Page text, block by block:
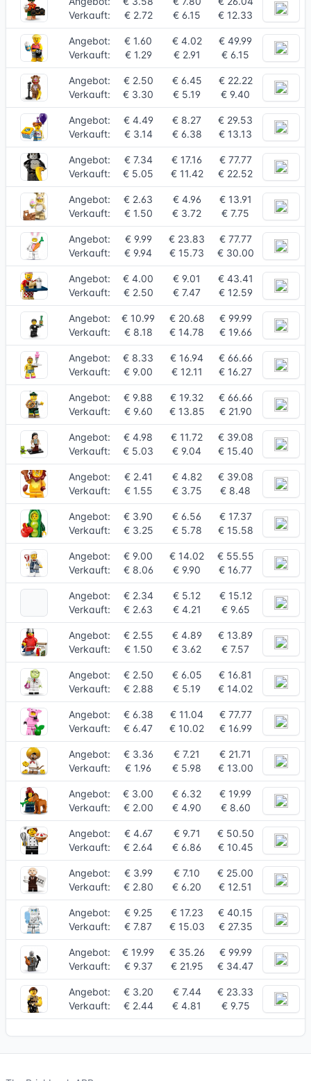
Verkauft:
€ 2.72
€ 6.15
€ 12.33
Angebot:
Verkauft:
€ 1.60
€ 1.29
€ 4.02
€ 2.91
€ 49.99
€ 6.15
Angebot:
Verkauft:
€ 2.50
€ 3.30
€ 6.45
€ 5.19
€ 22.22
€ 9.40
Angebot:
Verkauft:
€ 4.49
€ 3.14
€ 8.27
€ 6.38
€ 29.53
€ 13.13
Angebot:
Verkauft:
€ 7.34
€ 5.05
€ 17.16
€ 11.42
€ 77.77
€ 22.52
Angebot:
Verkauft:
€ 2.63
€ 1.50
€ 4.96
€ 3.72
€ 13.91
€ 7.75
Angebot:
Verkauft:
€ 9.99
€ 9.94
€ 23.83
€ 15.73
€ 77.77
€ 30.00
Angebot:
Verkauft:
€ 4.00
€ 2.50
€ 9.01
€ 7.47
€ 43.41
€ 12.59
Angebot:
Verkauft:
€ 10.99
€ 8.18
€ 20.68
€ 14.78
€ 99.99
€ 19.66
Angebot:
Verkauft:
€ 8.33
€ 9.00
€ 16.94
€ 12.11
€ 66.66
€ 16.27
Angebot:
Verkauft:
€ 9.88
€ 9.60
€ 19.32
€ 13.85
€ 66.66
€ 21.90
Angebot:
Verkauft:
€ 4.98
€ 5.03
€ 11.72
€ 9.04
€ 39.08
€ 15.40
Angebot:
Verkauft:
€ 2.41
€ 1.55
€ 4.82
€ 3.75
€ 39.08
€ 8.48
Angebot:
Verkauft:
€ 3.90
€ 3.25
€ 6.56
€ 5.78
€ 17.37
€ 15.58
Angebot:
Verkauft:
€ 9.00
€ 8.06
€ 14.02
€ 9.90
€ 55.55
€ 16.77
Angebot:
Verkauft:
€ 2.34
€ 2.63
€ 5.12
€ 4.21
€ 15.12
€ 9.65
Angebot:
Verkauft:
€ 2.55
€ 1.50
€ 4.89
€ 3.62
€ 13.89
€ 7.57
Angebot:
Verkauft:
€ 2.50
€ 2.88
€ 6.05
€ 5.19
€ 16.81
€ 14.02
Angebot:
Verkauft:
€ 6.38
€ 6.47
€ 11.04
€ 10.02
€ 77.77
€ 16.99
Angebot:
Verkauft:
€ 3.36
€ 1.96
€ 7.21
€ 5.98
€ 21.71
€ 13.00
Angebot:
Verkauft:
€ 3.00
€ 2.00
€ 6.32
€ 4.90
€ 19.99
€ 8.60
Angebot:
Verkauft:
€ 4.67
€ 2.64
€ 9.71
€ 6.86
€ 50.50
€ 10.45
Angebot:
Verkauft:
€ 3.99
€ 2.80
€ 7.10
€ 6.20
€ 25.00
€ 12.51
Angebot:
Verkauft:
€ 9.25
€ 7.87
€ 17.23
€ 15.03
€ 40.15
€ 27.35
Angebot:
Verkauft:
€ 19.99
€ 9.37
€ 35.26
€ 21.95
€ 99.99
€ 34.47
Angebot:
Verkauft:
€ 3.20
€ 2.44
€ 7.44
€ 4.81
€ 23.33
€ 9.75